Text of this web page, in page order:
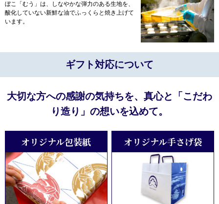
ぼこ「むう」は、しなやかな弾力のある生地を、
酸化していない新鮮な油でふっくらと焼き上げて
います。
ギフト対応について
大切な方への感謝の気持ちを、真心と「こだわ
り造り」の想いを込めて。
オリジナル包装紙 オリジナル手さげ袋